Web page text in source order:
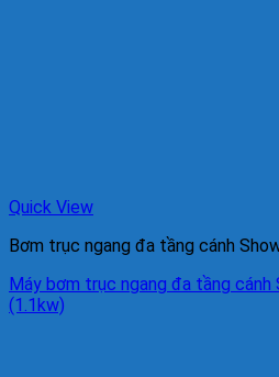
Quick View
Bơm trục ngang đa tầng cánh
Máy bơm trục ngang đa tầng
(1.1kw)